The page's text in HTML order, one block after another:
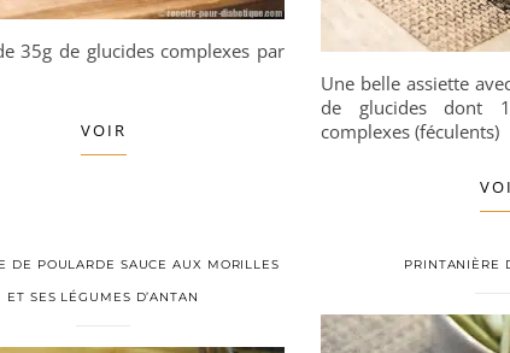
35g de glucides complexes par
VOIR
Une belle assiette
de glucides dont
complexes (féculents)
DE POULARDE SAUCE AUX MORILLES
ET SES LÉGUMES D’ANTAN
PRINTANIÈRE